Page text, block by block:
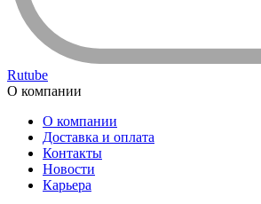
Rutube
О компании
О компании
Доставка и оплата
Контакты
Новости
Карьера